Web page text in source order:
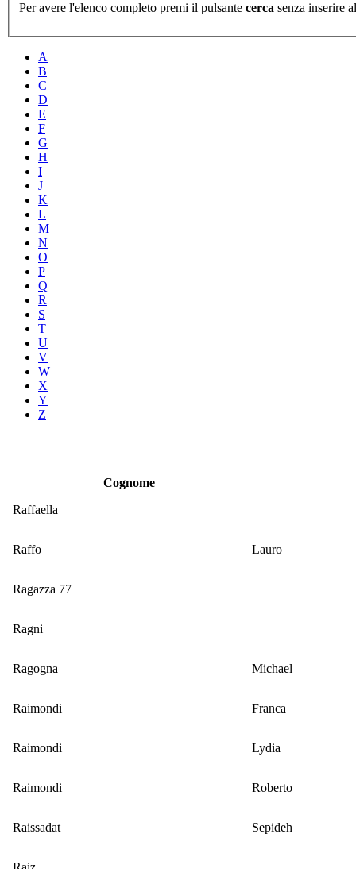
Per avere l'elenco completo premi il pulsante cerca senza inserire
A
B
C
D
E
F
G
H
I
J
K
L
M
N
O
P
Q
R
S
T
U
V
W
X
Y
Z
Cognome
Raffaella
Raffo Lauro
Ragazza 77
Ragni
Ragogna Michael
Raimondi Franca
Raimondi Lydia
Raimondi Roberto
Raissadat Sepideh